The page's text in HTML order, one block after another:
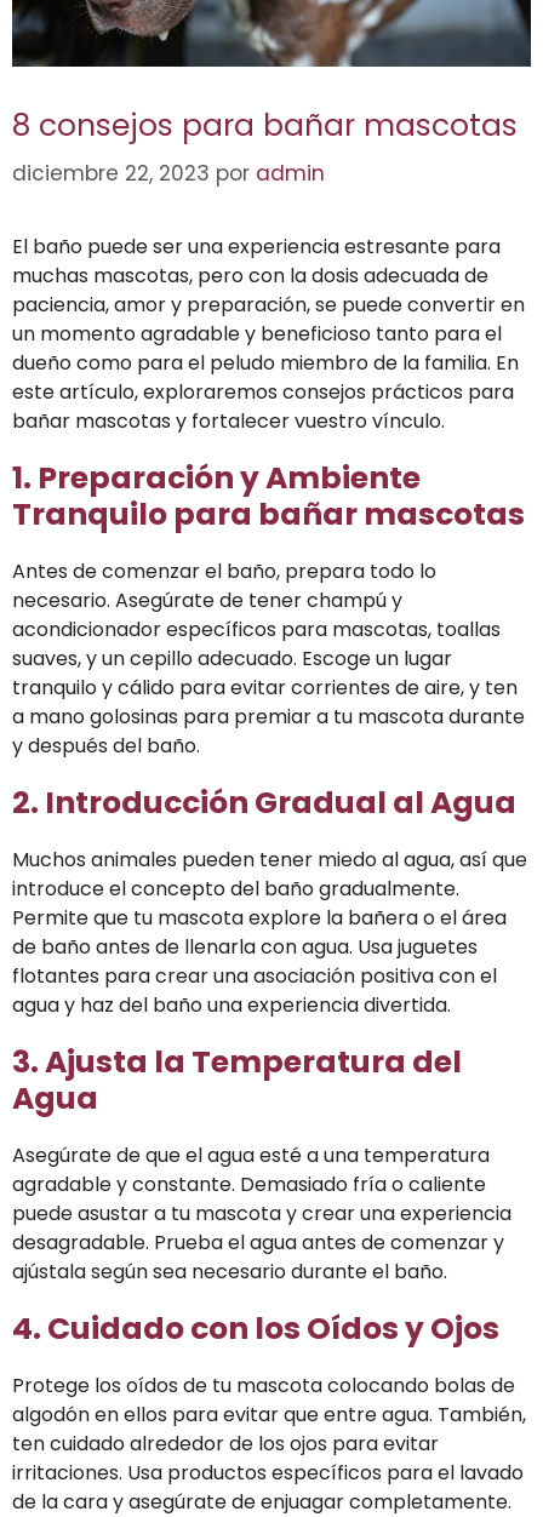
8 consejos para bañar mascotas
diciembre 22, 2023 por admin
El baño puede ser una experiencia estresante para
muchas mascotas, pero con la dosis adecuada de
paciencia, amor y preparación, se puede convertir en
un momento agradable y beneficioso tanto para el
dueño como para el peludo miembro de la familia. En
este artículo, exploraremos consejos prácticos para
bañar mascotas y fortalecer vuestro vínculo.
1. Preparación y Ambiente
Tranquilo para bañar mascotas
Antes de comenzar el baño, prepara todo lo
necesario. Asegúrate de tener champú y
acondicionador específicos para mascotas, toallas
suaves, y un cepillo adecuado. Escoge un lugar
tranquilo y cálido para evitar corrientes de aire, y ten
a mano golosinas para premiar a tu mascota durante
y después del baño.
2. Introducción Gradual al Agua
Muchos animales pueden tener miedo al agua, así que
introduce el concepto del baño gradualmente.
Permite que tu mascota explore la bañera o el área
de baño antes de llenarla con agua. Usa juguetes
flotantes para crear una asociación positiva con el
agua y haz del baño una experiencia divertida.
3. Ajusta la Temperatura del
Agua
Asegúrate de que el agua esté a una temperatura
agradable y constante. Demasiado fría o caliente
puede asustar a tu mascota y crear una experiencia
desagradable. Prueba el agua antes de comenzar y
ajústala según sea necesario durante el baño.
4. Cuidado con los Oídos y Ojos
Protege los oídos de tu mascota colocando bolas de
algodón en ellos para evitar que entre agua. También,
ten cuidado alrededor de los ojos para evitar
irritaciones. Usa productos específicos para el lavado
de la cara y asegúrate de enjuagar completamente.